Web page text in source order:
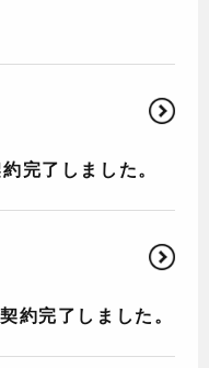
完了しました。
約完了しました。